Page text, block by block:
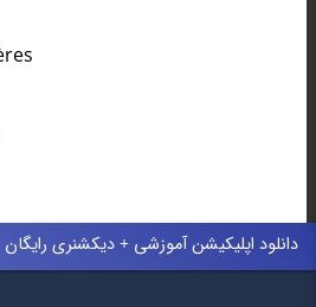
دانلود اپلیکیشن آموزشی + دیکشنری رایگان